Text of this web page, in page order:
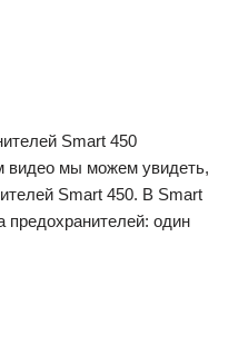
Smart 450
видео мы можем увидеть,
Smart 450. В Smart
один